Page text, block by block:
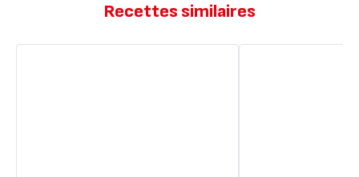
Recettes similaires